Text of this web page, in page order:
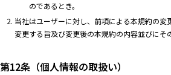
のであるとき。
当社はユーザーに対し、前項による本規約の変
変更する旨及び変更後の本規約の内容並びにそ
第12条（個人情報の取扱い）